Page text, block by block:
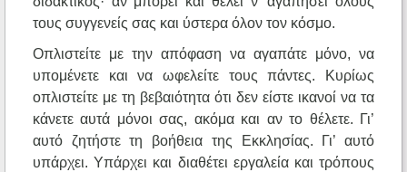
τους συγγενείς σας και ύστερα όλον τον κόσμο.
Οπλιστείτε με την απόφαση να αγαπάτε μόνο, να
υπομένετε και να ωφελείτε τους πάντες. Κυρίως
οπλιστείτε με τη βεβαιότητα ότι δεν είστε ικανοί να τα
κάνετε αυτά μόνοι σας, ακόμα και αν το θέλετε. Γι’
αυτό ζητήστε τη βοήθεια της Εκκλησίας. Γι’ αυτό
υπάρχει. Υπάρχει και διαθέτει εργαλεία και τρόπους